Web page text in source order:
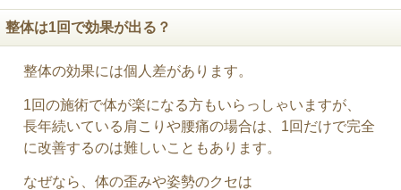
整体は1回で効果が出る？
整体の効果には個人差があります。
1回の施術で体が楽になる方もいらっしゃいますが、
長年続いている肩こりや腰痛の場合は、1回だけで完全
に改善するのは難しいこともあります。
なぜなら、体の歪みや姿勢のクセは